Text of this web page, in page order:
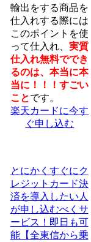
輸出をする商品を
仕入れする際には
このポイントを使
って仕入れ、 実質
仕入れ無料ででき
るのは、本当に本
当に！！！すごい
ことです。
楽天カードに今す
ぐ申し込む
とにかくすぐにク
レジットカード決
済を導入したい人
が申し込むべくサ
ービス！即日も可
能【全東信から乗